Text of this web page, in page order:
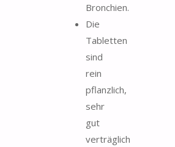
Bronchien.
Die
Tabletten
sind
rein
pflanzlich,
sehr
gut
verträglich